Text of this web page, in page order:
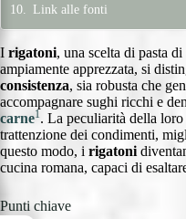
Link alle fonti
I rigatoni, una scelta di pasta
ampiamente apprezzata, si
consistenza, sia robusta che
accompagnare sughi ricchi e
carne1. La peculiarità della
trattenzione dei condimenti,
questo modo, i rigatoni
cucina romana, capaci di
Punti chiave